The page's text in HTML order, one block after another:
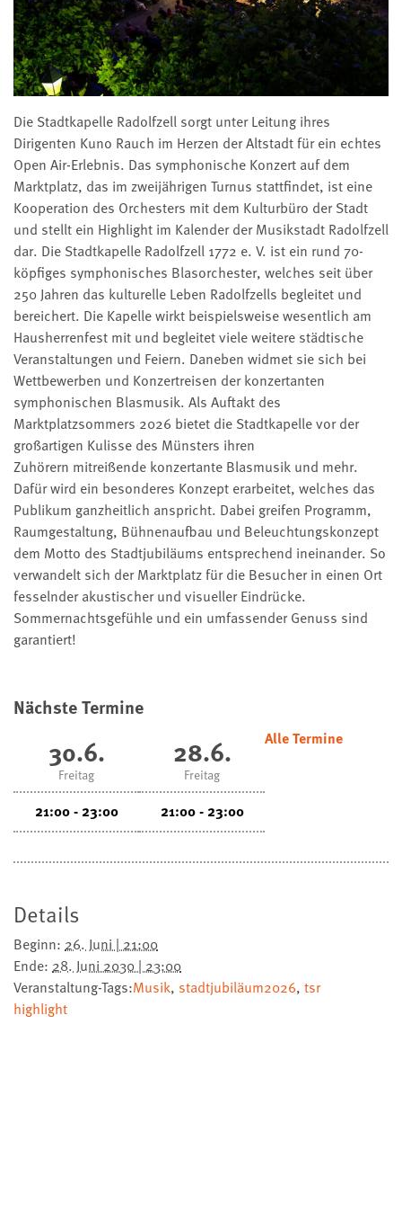
Die Stadtkapelle Radolfzell sorgt unter Leitung ihres
Dirigenten Kuno Rauch im Herzen der Altstadt für ein echtes
Open Air-Erlebnis. Das symphonische Konzert auf dem
Marktplatz, das im zweijährigen Turnus stattfindet, ist eine
Kooperation des Orchesters mit dem Kulturbüro der Stadt
und stellt ein Highlight im Kalender der Musikstadt Radolfzell
dar. Die Stadtkapelle Radolfzell 1772 e. V. ist ein rund 70-
köpfiges symphonisches Blasorchester, welches seit über
250 Jahren das kulturelle Leben Radolfzells begleitet und
bereichert. Die Kapelle wirkt beispielsweise wesentlich am
Hausherrenfest mit und begleitet viele weitere städtische
Veranstaltungen und Feiern. Daneben widmet sie sich bei
Wettbewerben und Konzertreisen der konzertanten
symphonischen Blasmusik. Als Auftakt des
Marktplatzsommers 2026 bietet die Stadtkapelle vor der
großartigen Kulisse des Münsters ihren
Zuhörern mitreißende konzertante Blasmusik und mehr.
Dafür wird ein besonderes Konzept erarbeitet, welches das
Publikum ganzheitlich anspricht. Dabei greifen Programm,
Raumgestaltung, Bühnenaufbau und Beleuchtungskonzept
dem Motto des Stadtjubiläums entsprechend ineinander. So
verwandelt sich der Marktplatz für die Besucher in einen Ort
fesselnder akustischer und visueller Eindrücke.
Sommernachtsgefühle und ein umfassender Genuss sind
garantiert!
Nächste Termine
30.6.
Freitag
21:00 - 23:00
28.6.
Freitag
21:00 - 23:00
Alle Termine
Details
Beginn: 26. Juni | 21:00
Ende: 28. Juni 2030 | 23:00
Veranstaltung-Tags:Musik, stadtjubiläum2026, tsr
highlight